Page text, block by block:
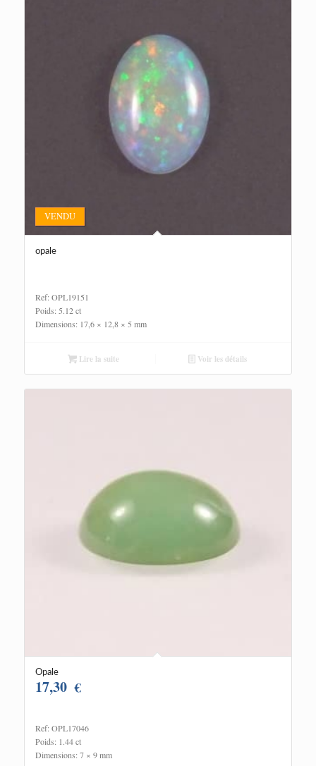
opale
VENDU
Ref: OPL19151
Poids: 5.12 ct
Dimensions: 17,6 × 12,8 × 5 mm
Lire la suite Voir les détails
Opale
17,30 €
Ref: OPL17046
Poids: 1.44 ct
Dimensions: 7 × 9 mm